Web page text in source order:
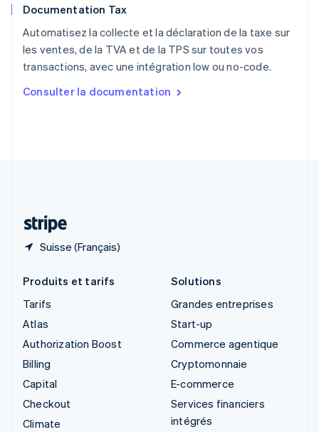
Documentation Tax
Automatisez la collecte et la déclaration de la taxe sur
les ventes, de la TVA et de la TPS sur toutes vos
transactions, avec une intégration low ou no-code.
Consulter la documentation
Suisse (Français)
English
Royaume-Uni
Singapour
English简体中文
English
Produits et tarifs
Tarifs
Atlas
Authorization Boost
Billing
Capital
Checkout
Climate
Solutions
Grandes entreprises
Start-up
Commerce agentique
Cryptomonnaie
E-commerce
Services financiers
intégrés